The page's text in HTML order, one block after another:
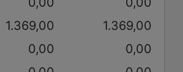
1.369,00
1.369,00
0,00
0,00